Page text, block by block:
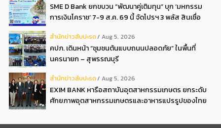
SME D Bank ยกขบวน “พัฒนาคู่เติมทุน” บุก ‘มหกรรม
การเงินโคราช’ 7-9 ส.ค. 69 นี้ จัดโปรฯ 3 พลัส สินเชื่อ
สํานักข่าวสับปะรด Aug 5, 2026
คปภ. เดินหน้า “ชุมชนต้นแบบถนนปลอดภัย” ในพื้นที่
นครนายก – สุพรรณบุรี
สํานักข่าวสับปะรด Aug 5, 2026
EXIM BANK หารือสถาบันอุตสาหกรรมเกษตร ยกระดับ
ศักยภาพอุตสาหกรรมเกษตรและอาหารแปรรูปของไทย